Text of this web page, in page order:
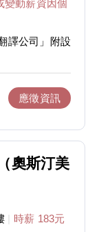
智力測驗、簡
程。
170-
言翻譯公司文
究查證能力
變動薪資因個
譯公司」附設
式思考能力
輔導
應徵資訊
奧斯汀美
時薪 183元